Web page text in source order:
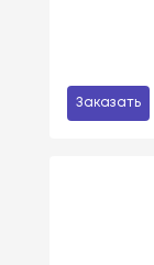
Заказать